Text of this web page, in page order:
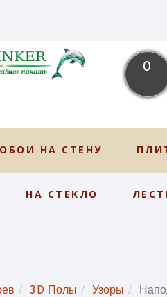
0
НА СТЕНУ
НА СТЕКЛО
3D Полы Узоры